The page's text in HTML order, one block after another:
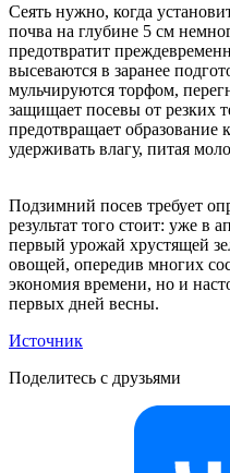
Сеять нужно, когда
почва на глубине 5 см
предотвратит
высеваются в заранее
мульчируются торфом,
защищает посевы от резких
предотвращает образование
удерживать влагу, питая
Подзимний посев требует
результат того стоит: уже в
первый урожай хрустящей
овощей, опередив многих
экономия времени, но и
первых дней весны.
Источник
Поделитесь с друзьями